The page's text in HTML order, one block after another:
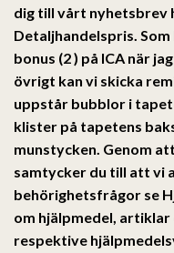
dig till vårt nyhetsbrev
Detaljhandelspris.
bonus (2 ) på ICA när
övrigt kan vi skicka
uppstår bubblor i
klister på tapetens
munstycken. Genom
samtycker du till att vi
behörighetsfrågor se
om hjälpmedel,
respektive